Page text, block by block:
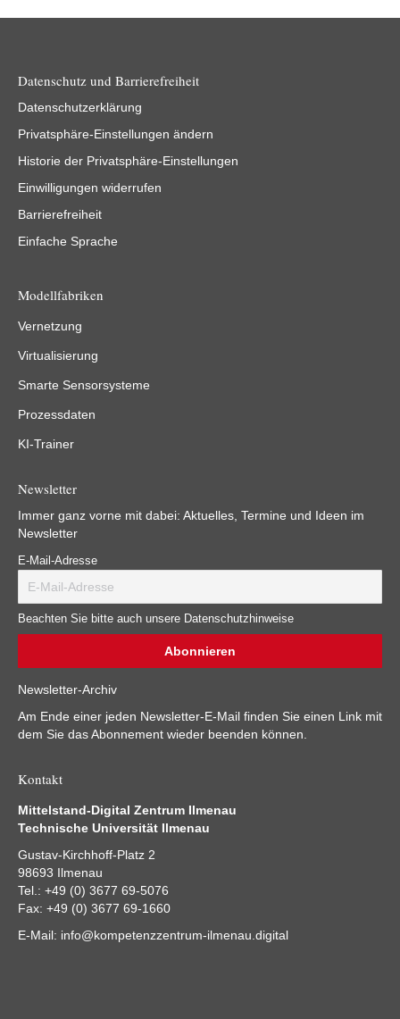
Datenschutz und Barrierefreiheit
Datenschutzerklärung
Privatsphäre-Einstellungen ändern
Historie der Privatsphäre-Einstellungen
Einwilligungen widerrufen
Barrierefreiheit
Einfache Sprache
Modellfabriken
Vernetzung
Virtualisierung
Smarte Sensorsysteme
Prozessdaten
KI-Trainer
Newsletter
Immer ganz vorne mit dabei: Aktuelles, Termine und Ideen im
Newsletter
E-Mail-Adresse
Beachten Sie bitte auch unsere Datenschutzhinweise
Newsletter-Archiv
Am Ende einer jeden Newsletter-E-Mail finden Sie einen Link mit
dem Sie das Abonnement wieder beenden können.
Kontakt
Mittelstand-Digital Zentrum Ilmenau
Technische Universität Ilmenau
Gustav-Kirchhoff-Platz 2
98693 Ilmenau
Tel.: +49 (0) 3677 69-5076
Fax: +49 (0) 3677 69-1660
E-Mail: info@kompetenzzentrum-ilmenau.digital